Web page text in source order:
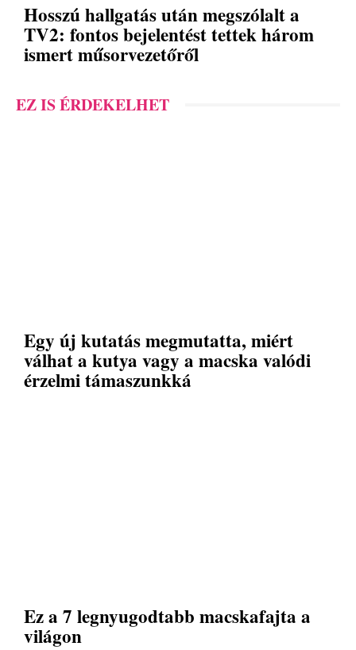
Hosszú hallgatás után megszólalt a
TV2: fontos bejelentést tettek három
ismert műsorvezetőről
EZ IS ÉRDEKELHET
Egy új kutatás megmutatta, miért
válhat a kutya vagy a macska valódi
érzelmi támaszunkká
Ez a 7 legnyugodtabb macskafajta a
világon